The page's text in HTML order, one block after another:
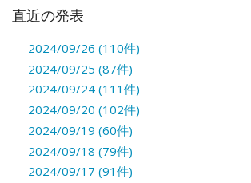
直近の発表
2024/09/26 (110件)
2024/09/25 (87件)
2024/09/24 (111件)
2024/09/20 (102件)
2024/09/19 (60件)
2024/09/18 (79件)
2024/09/17 (91件)